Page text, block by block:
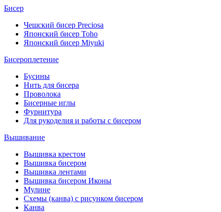
Бисер
Чешский бисер Preciosa
Японский бисер Toho
Японский бисер Miyuki
Бисероплетение
Бусины
Нить для бисера
Проволока
Бисерные иглы
Фурнитура
Для рукоделия и работы с бисером
Вышивание
Вышивка крестом
Вышивка бисером
Вышивка лентами
Вышивка бисером Иконы
Мулине
Схемы (канва) с рисунком бисером
Канва